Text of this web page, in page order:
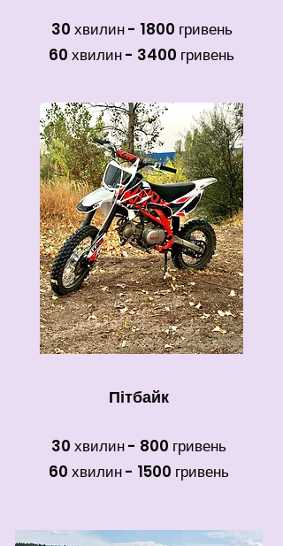
30 хвилин - 1800 гривень
60 хвилин - 3400 гривень
Пітбайк
30 хвилин - 800 гривень
60 хвилин - 1500 гривень